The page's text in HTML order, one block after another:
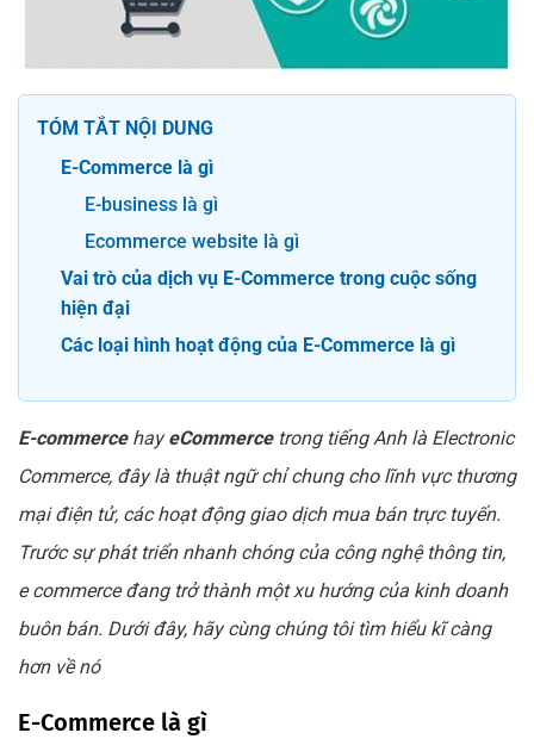
TÓM TẮT NỘI DUNG
E-Commerce là gì
E-business là gì
Ecommerce website là gì
Vai trò của dịch vụ E-Commerce trong cuộc sống
hiện đại
Các loại hình hoạt động của E-Commerce là gì
E-commerce hayeCommercetrong tiếng Anh là Electronic
Commerce, đây là thuật ngữ chỉ chung cho lĩnh vực thương
mại điện tử, các hoạt động giao dịch mua bán trực tuyến.
Trước sự phát triển nhanh chóng của công nghệ thông tin,
e commerce đang trở thành một xu hướng của kinh doanh
buôn bán. Dưới đây, hãy cùng chúng tôi tìm hiểu kĩ càng
hơn về nó
E-Commerce là gì